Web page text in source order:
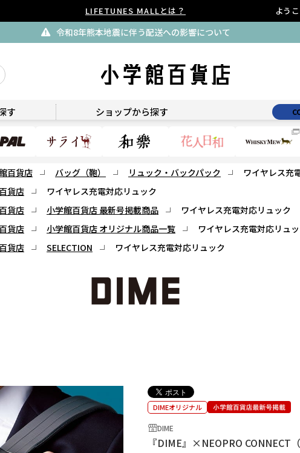
LIFETUNES MALLとは？ よう
令和8年熊本地震に伴う配送への影響について
す ショップから探す
百貨店 バッグ（鞄） リュック・バックパック
ワイヤレス充
貨店
ワイヤレス充電対応リュック
貨店
小学館百貨店 最新号掲載商品
ワイヤレス充電対応リュック
貨店
小学館百貨店 オリジナル商品一覧
ワイヤレス充電対応リュ
貨店
SELECTION ワイヤレス充電対応リュック
DIME
DIMEオリジナル
DIME
『DIME』×NEOPRO CONNECT